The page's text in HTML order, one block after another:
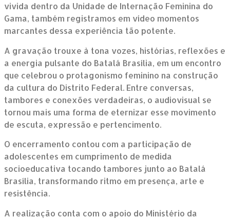
vivida dentro da Unidade de Internação Feminina do
Gama, também registramos em vídeo momentos
marcantes dessa experiência tão potente.
A gravação trouxe à tona vozes, histórias, reflexões e
a energia pulsante do Batalá Brasília, em um encontro
que celebrou o protagonismo feminino na construção
da cultura do Distrito Federal. Entre conversas,
tambores e conexões verdadeiras, o audiovisual se
tornou mais uma forma de eternizar esse movimento
de escuta, expressão e pertencimento.
O encerramento contou com a participação de
adolescentes em cumprimento de medida
socioeducativa tocando tambores junto ao Batalá
Brasília, transformando ritmo em presença, arte e
resistência.
A realização conta com o apoio do Ministério da